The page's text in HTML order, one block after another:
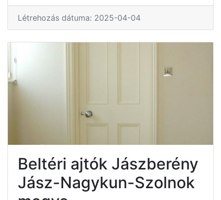
Létrehozás dátuma: 2025-04-04
Beltéri ajtók Jászberény
Jász-Nagykun-Szolnok